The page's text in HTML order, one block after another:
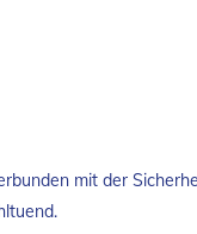
mit der